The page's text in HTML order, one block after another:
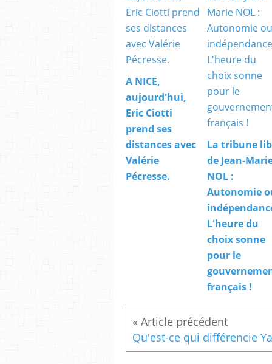
A NICE,
aujourd'hui,
Eric Ciotti
prend ses
distances avec
Valérie
Pécresse.
La tribune
de Jean-
NOL :
Autonomie
L'heure du
choix sonne
pour le
français !